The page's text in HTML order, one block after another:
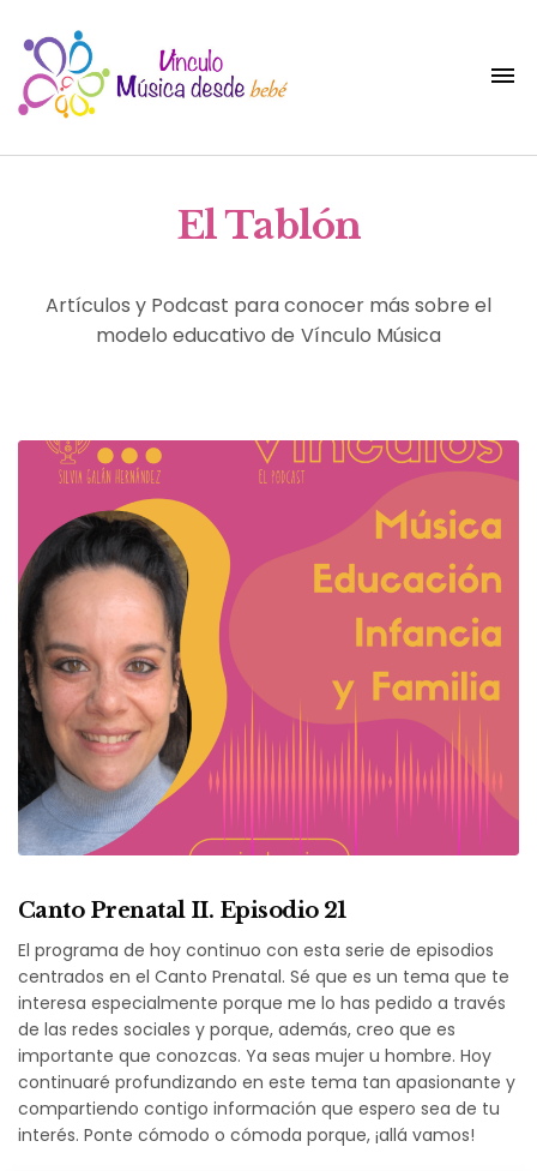
El Tablón
Artículos y Podcast para conocer más sobre el
modelo educativo de Vínculo Música
Canto Prenatal II. Episodio 21
El programa de hoy continuo con esta serie de episodios
centrados en el Canto Prenatal. Sé que es un tema que te
interesa especialmente porque me lo has pedido a través
de las redes sociales y porque, además, creo que es
importante que conozcas. Ya seas mujer u hombre. Hoy
continuaré profundizando en este tema tan apasionante y
compartiendo contigo información que espero sea de tu
interés. Ponte cómodo o cómoda porque, ¡allá vamos!